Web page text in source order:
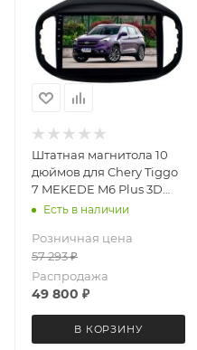
Штатная магнитола 10
дюймов для Chery Tiggo
7 MEKEDE M6 Plus 3D
4401-5706 экран 2K
Есть в наличии
Розничная цена
57 293₽
Распродажа
49 800 ₽
В КОРЗИНУ